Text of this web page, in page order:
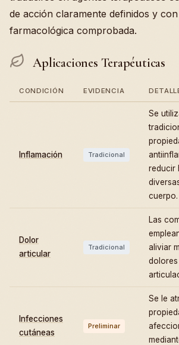
de acción claramente definidos y
farmacológica comprobada.
Aplicaciones Terapéuticas
CONDICIÓN EVIDENCIA
Inflamación Tradicional
Se
reducir
cuerpo.
Dolor
articular
Tradicional
Las
aliviar
dolores
Infecciones
cutáneas
Preliminar
Se le